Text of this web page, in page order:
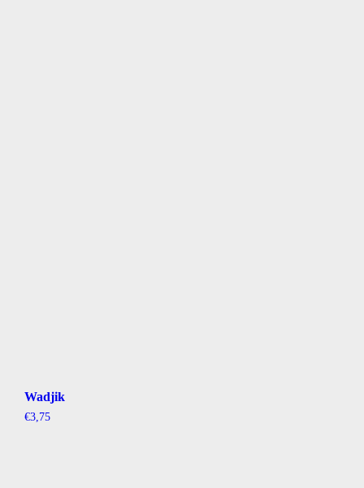
Wadjik
€3,75